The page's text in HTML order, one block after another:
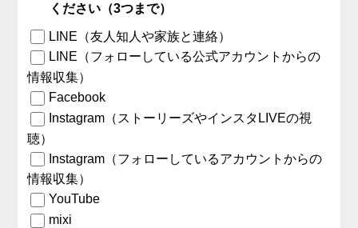
ください（3つまで）
LINE（友人知人や家族と連絡）
LINE（フォローしている公式アカウントからの
情報収集）
Facebook
Instagram（ストーリーズやインスタLIVEの視
聴）
Instagram（フォローしているアカウントからの
情報収集）
YouTube
mixi